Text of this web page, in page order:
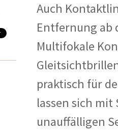
Auch
Entfernung ab
Multifokale
praktisch für
lassen sich
unauffälligen